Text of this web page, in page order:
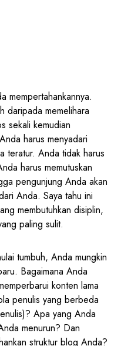
mempertahankannya.
daripada memelihara
sekali kemudian
harus menyadari
teratur. Anda tidak harus
harus memutuskan
pengunjung Anda akan
Anda. Saya tahu ini
membutuhkan disiplin,
paling sulit.
tumbuh, Anda mungkin
Bagaimana Anda
konten lama
penulis yang berbeda
Apa yang Anda
menurun? Dan
struktur blog Anda?